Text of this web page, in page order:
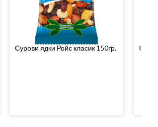
Сурови ядки Ройс класик 150гр.